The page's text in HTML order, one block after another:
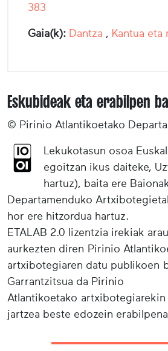
383
Gaia(k): Dantza , Kantua eta
Eskubideak eta erabilpen
© Pirinio Atlantikoetako
Lekukotasun osoa
egoitzan ikus daiteke,
hartuz), baita ere
Departamenduko
hor ere hitzordua hartuz.
ETALAB 2.0 lizentzia irekiak
aurkezten diren Pirinio
artxibotegiaren datu publikoen
Garrantzitsua da Pirinio
Atlantikoetako artxibotegiarekin
jartzea beste edozein